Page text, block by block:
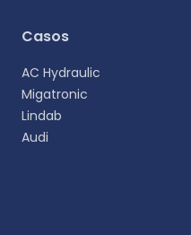
Casos
AC Hydraulic
Migatronic
Lindab
Audi